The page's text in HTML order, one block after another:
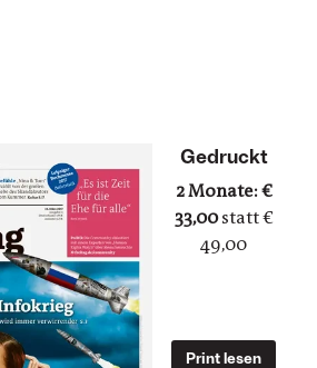
Gedruckt
2 Monate: €
33,00statt €
49,00
Print lesen